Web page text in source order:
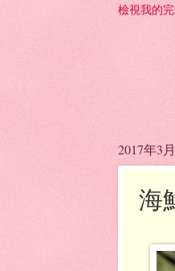
檢視我的
2017年3
海